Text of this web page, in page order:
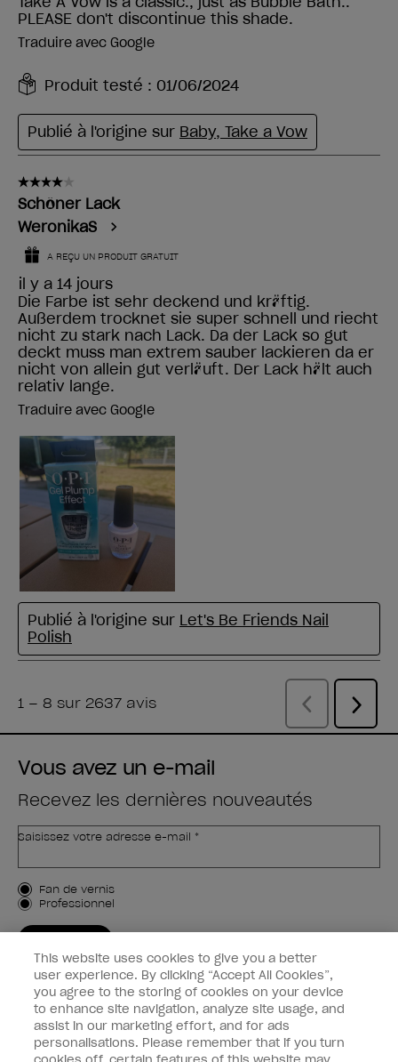
Vous avez un e-mail
Recevez les dernières nouveautés
Saisissez votre adresse e-mail *
Type de client
Fan de vernis
Professionnel
Informations clients
Connectez-Vous
This website uses cookies to give you a better
user experience. By clicking “Accept All Cookies”,
you agree to the storing of cookies on your device
to enhance site navigation, analyze site usage, and
assist in our marketing effort, and for ads
personalisations. Please remember that if you turn